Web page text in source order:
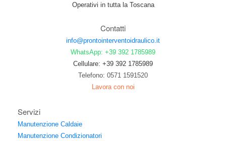
Operativi in tutta la Toscana
Contatti
info@prontointerventoidraulico.it
WhatsApp: +39 392 1785989
Cellulare: +39 392 1785989
Telefono: 0571 1591520
Lavora con noi
Servizi
Manutenzione Caldaie
Manutenzione Condizionatori